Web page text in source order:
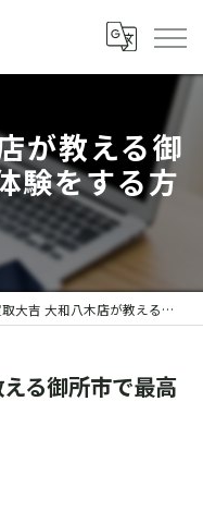
が教える御
験をする方
吉 大和八木店が教える御所市で最高の買取体験をする方法
る御所市で最高